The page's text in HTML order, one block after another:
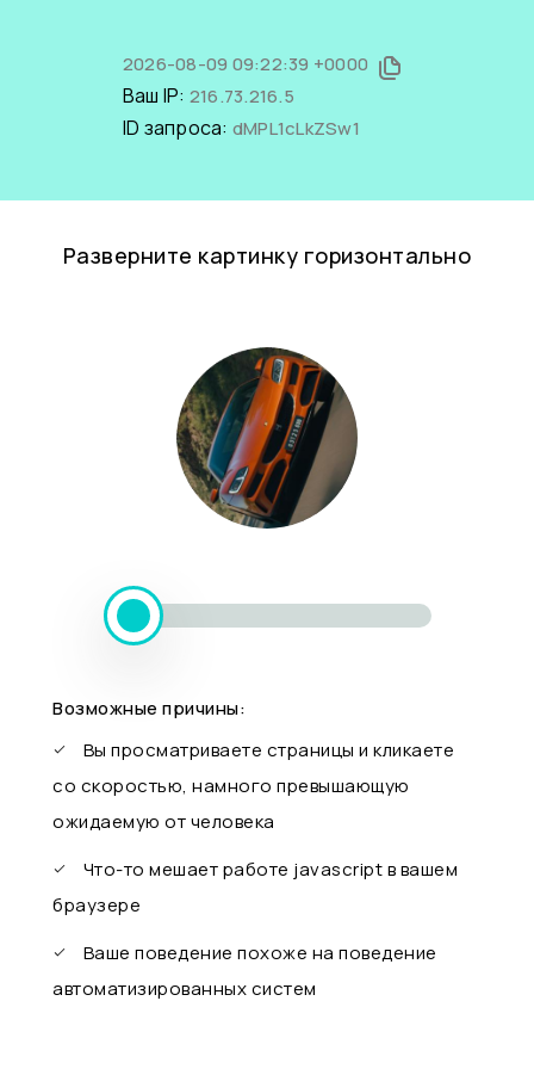
2026-08-09 09:22:39 +0000
Ваш IP: 216.73.216.5
ID запроса: dMPL1cLkZSw1
Разверните картинку горизонтально
Возможные причины:
Вы просматриваете страницы и кликаете
со скоростью, намного превышающую
ожидаемую от человека
Что-то мешает работе javascript в вашем
браузере
Ваше поведение похоже на поведение
автоматизированных систем